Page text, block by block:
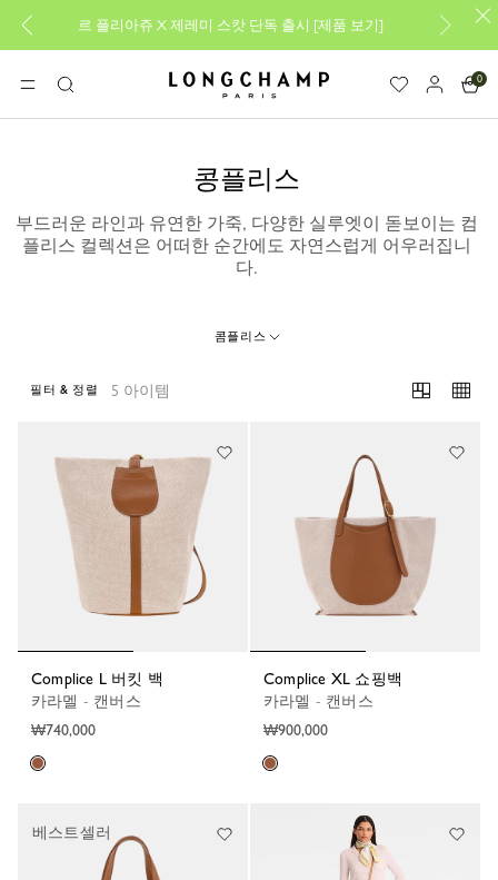
르 플리아쥬 X 제레미 스캇 단독 출시 [제품 보기]
메뉴
검
색
롱샴 - 홈
0
콩플리스
부드러운 라인과 유연한 가죽, 다양한 실루엣이 돋보이는 컴
플리스 컬렉션은 어떠한 순간에도 자연스럽게 어우러집니
다.
콤플리스
5 아이템
필터 & 정렬
Complice L 버킷 백
카라멜 - 캔버스
₩740,000
Complice XL 쇼핑백
카라멜 - 캔버스
₩900,000
베스트셀러